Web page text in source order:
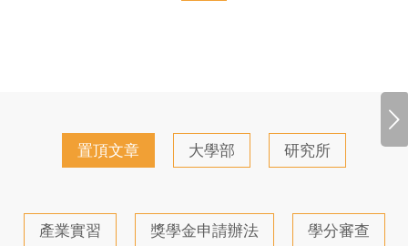
置頂文章 大學部 研究所
產業實習 獎學金申請辦法 學分審查